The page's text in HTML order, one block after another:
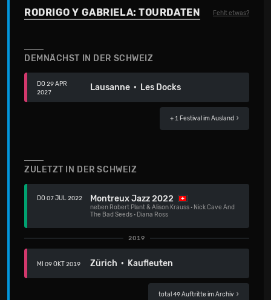
RODRIGO Y GABRIELA: TOURDATEN Fehlt etwas?
DEMNÄCHST IN DER SCHWEIZ
DO 29 APR
2027
Lausanne · Les Docks
+ 1 Festival im Ausland ›
ZULETZT IN DER SCHWEIZ
DO 07 JUL 2022 Montreux Jazz 2022
neben Robert Plant & Alison Krauss· Nick Cave And
The Bad Seeds· Diana Ross
2019
MI 09 OKT 2019 Zürich · Kaufleuten
total 49 Auftritte im Archiv ›